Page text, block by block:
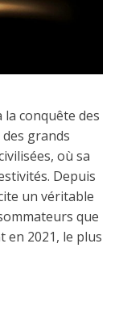
conquête des
grands
où sa
Depuis
un véritable
que
en 2021, le plus